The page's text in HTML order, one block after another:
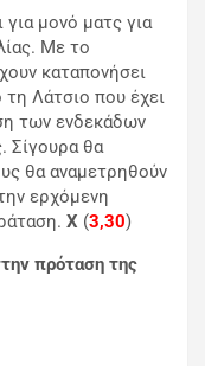
για μονό ματς για
Με το
καταπονήσει
Λάτσιο που έχει
των ενδεκάδων
Σίγουρα θα
θα αναμετρηθούν
ερχόμενη
Χ (3,30)
πρόταση της